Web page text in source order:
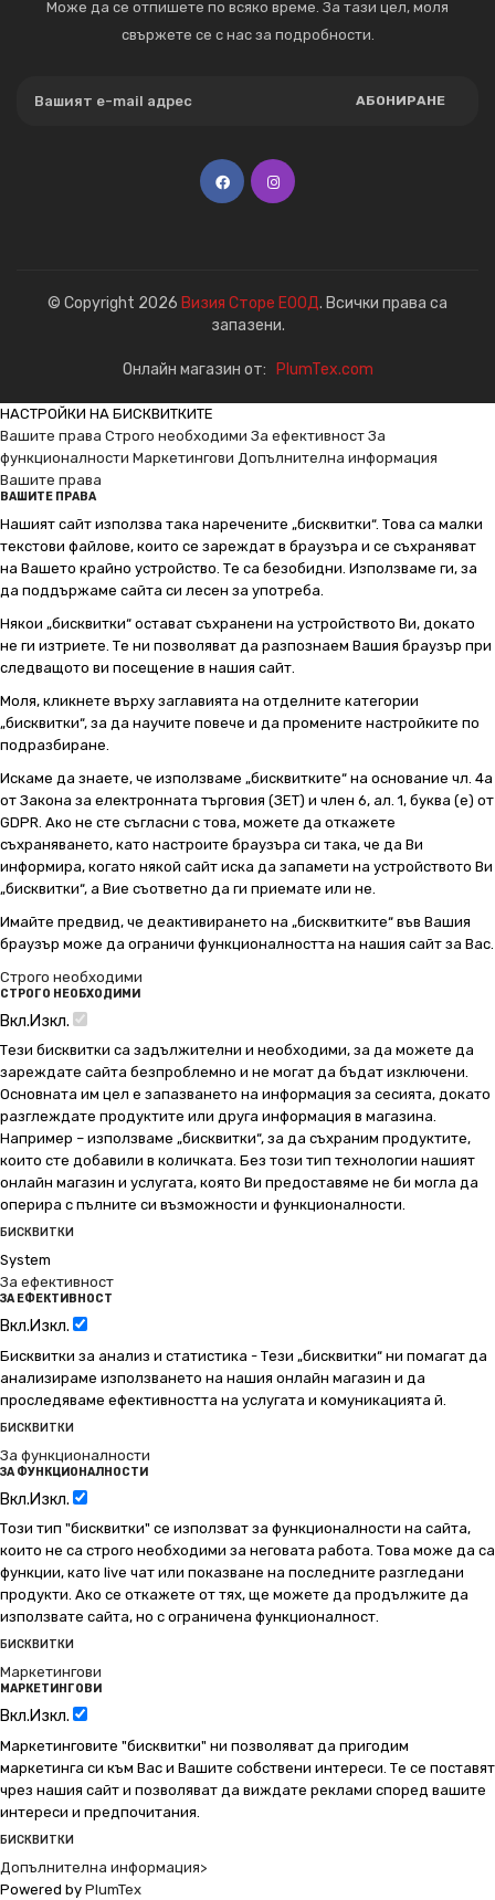
Може да се отпишете по всяко време. За тази цел, моля
свържете се с нас за подробности.
АБОНИРАНЕ
© Copyright 2026 Визия Сторе ЕООД. Всички права са
запазени.
Онлайн магазин от: PlumTex.com
НАСТРОЙКИ НА БИСКВИТКИТЕ
Вашите права Строго необходими За ефективност За
функционалности Маркетингови Допълнителна информация
Вашите права
ВАШИТЕ ПРАВА
Нашият сайт използва така наречените „бисквитки“. Това са малки
текстови файлове, които се зареждат в браузъра и се съхраняват
на Вашето крайно устройство. Те са безобидни. Използваме ги, за
да поддържаме сайта си лесен за употреба.
Някои „бисквитки“ остават съхранени на устройството Ви, докато
не ги изтриете. Те ни позволяват да разпознаем Вашия браузър при
следващото ви посещение в нашия сайт.
Моля, кликнете върху заглавията на отделните категории
„бисквитки“, за да научите повече и да промените настройките по
подразбиране.
Искаме да знаете, че използваме „бисквитките“ на основание чл. 4а
от Закона за електронната търговия (ЗЕТ) и член 6, ал. 1, буква (е) от
GDPR. Ако не сте съгласни с това, можете да откажете
съхраняването, като настроите браузъра си така, че да Ви
информира, когато някой сайт иска да запамети на устройството Ви
„бисквитки“, а Вие съответно да ги приемате или не.
Имайте предвид, че деактивирането на „бисквитките“ във Вашия
браузър може да ограничи функционалността на нашия сайт за Вас.
Строго необходими
СТРОГО НЕОБХОДИМИ
Вкл.Изкл.
Тези бисквитки са задължителни и необходими, за да можете да
зареждате сайта безпроблемно и не могат да бъдат изключени.
Основната им цел е запазването на информация за сесията, докато
разглеждате продуктите или друга информация в магазина.
Например – използваме „бисквитки“, за да съхраним продуктите,
които сте добавили в количката. Без този тип технологии нашият
онлайн магазин и услугата, която Ви предоставяме не би могла да
оперира с пълните си възможности и функционалности.
БИСКВИТКИ
System
За ефективност
ЗА ЕФЕКТИВНОСТ
Вкл.Изкл.
Бисквитки за анализ и статистика - Тези „бисквитки“ ни помагат да
анализираме използването на нашия онлайн магазин и да
проследяваме ефективността на услугата и комуникацията й.
БИСКВИТКИ
За функционалности
ЗА ФУНКЦИОНАЛНОСТИ
Вкл.Изкл.
Този тип "бисквитки" се използват за функционалности на сайта,
които не са строго необходими за неговата работа. Това може да са
функции, като live чат или показване на последните разгледани
продукти. Ако се откажете от тях, ще можете да продължите да
използвате сайта, но с ограничена функционалност.
БИСКВИТКИ
Маркетингови
МАРКЕТИНГОВИ
Вкл.Изкл.
Маркетинговите "бисквитки" ни позволяват да пригодим
маркетинга си към Вас и Вашите собствени интереси. Те се поставят
чрез нашия сайт и позволяват да виждате реклами според вашите
интереси и предпочитания.
БИСКВИТКИ
Допълнителна информация>
Powered by PlumTex